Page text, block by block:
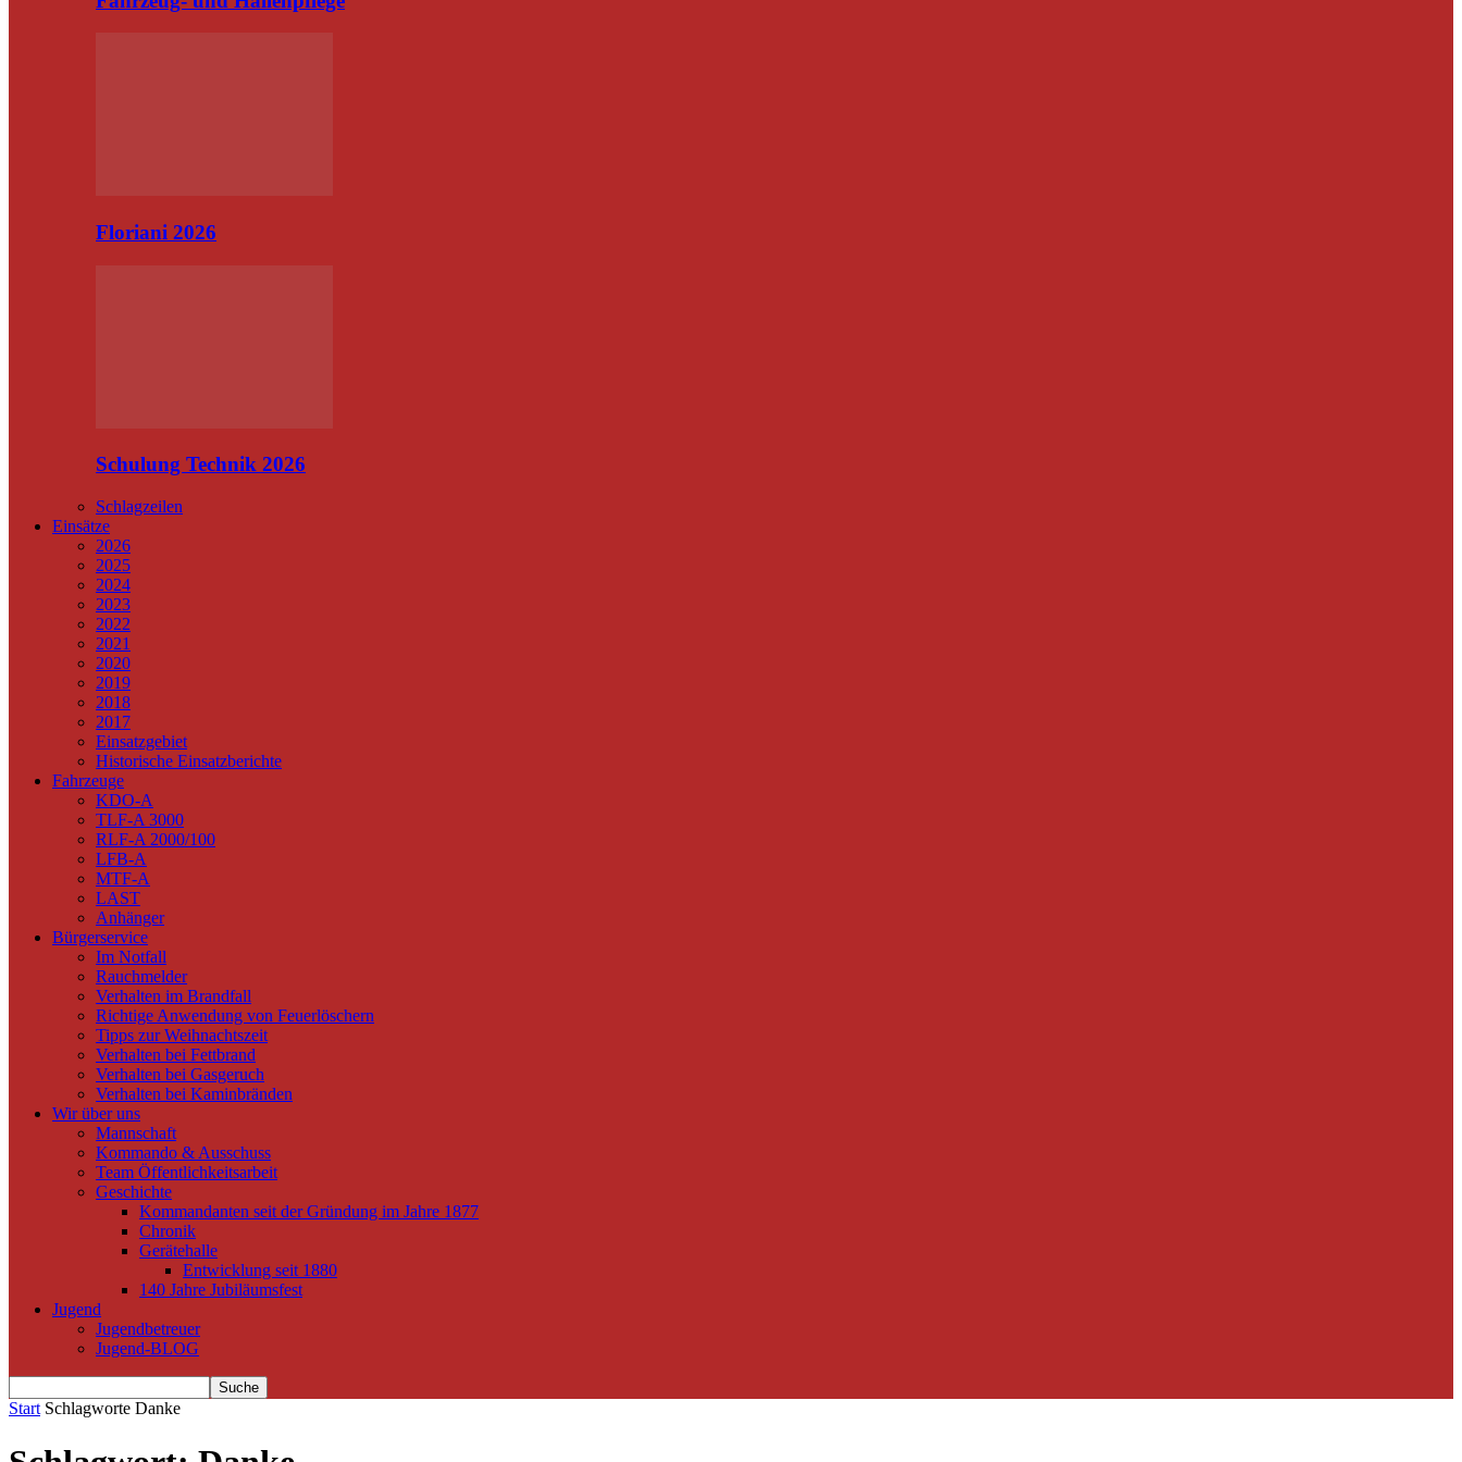
Floriani 2026
Schulung Technik 2026
Schlagzeilen
Einsätze
2026
2025
2024
2023
2022
2021
2020
2019
2018
2017
Einsatzgebiet
Historische Einsatzberichte
Fahrzeuge
KDO-A
TLF-A 3000
RLF-A 2000/100
LFB-A
MTF-A
LAST
Anhänger
Bürgerservice
Im Notfall
Rauchmelder
Verhalten im Brandfall
Richtige Anwendung von Feuerlöschern
Tipps zur Weihnachtszeit
Verhalten bei Fettbrand
Verhalten bei Gasgeruch
Verhalten bei Kaminbränden
Wir über uns
Mannschaft
Kommando & Ausschuss
Team Öffentlichkeitsarbeit
Geschichte
Kommandanten seit der Gründung im Jahre 1877
Chronik
Gerätehalle
Entwicklung seit 1880
140 Jahre Jubiläumsfest
Jugend
Jugendbetreuer
Jugend-BLOG
Start Schlagworte Danke